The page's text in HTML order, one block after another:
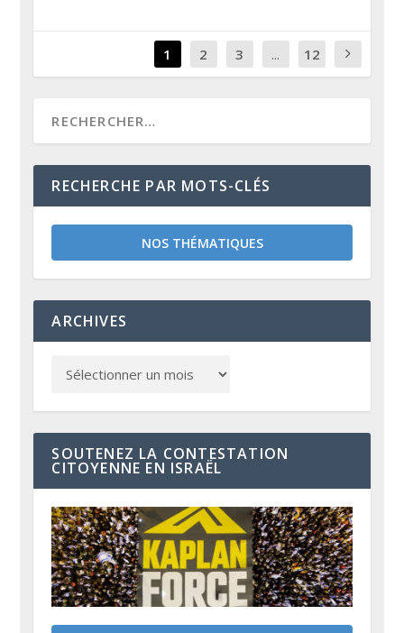
1 2 3 ... 12
RECHERCHE PAR MOTS-CLÉS
NOS THÉMATIQUES
ARCHIVES
SOUTENEZ LA CONTESTATION
CITOYENNE EN ISRAËL